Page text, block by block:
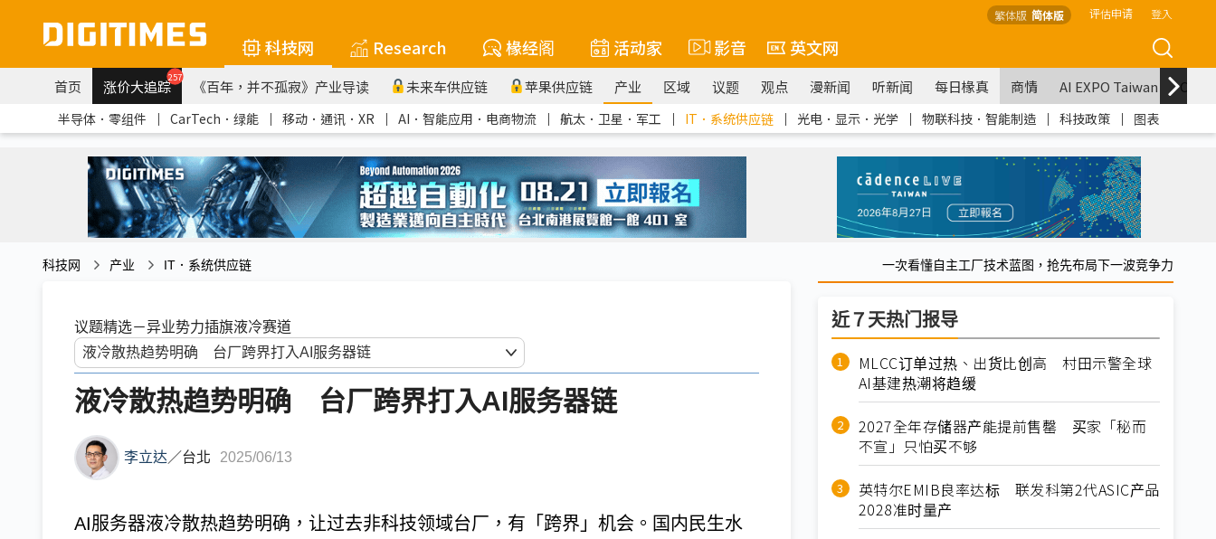
繁体版 简体版 评估申请 登入
科技网 Research 椽经阁 活动家 影音 英文网
首页 涨价大追踪257 《百年，并不孤寂》产业导读 未来车供应链 苹果供应链 产业 区域 议题 观点 漫新闻 听新闻 每日椽真 商情 AI EXPO Taiwan
半导体．零组件 ｜ CarTech．绿能 ｜ 移动．通讯．XR ｜ AI．智能应用．电商物流 ｜ 航太．卫星．军工 ｜ IT．系统供应链 ｜ 光电．显示．光学 ｜ 物联科技．智能制造 ｜ 科技政策 ｜ 图表
科技网 产业 IT．系统供应链 一次看懂自主工厂技术蓝图，抢先布局下一波竞争力
议题精选－异业势力插旗液冷赛道
液冷散热趋势明确 台厂跨界打入AI服务器链
李立达／台北 2025/06/13
AI服务器液冷散热趋势明确，让过去非科技领域台厂，有「跨界」机会。国内民生水
近７天热门报导
MLCC订单过热、出货比创高 村田示警全球
AI基建热潮将趋缓
2027全年存储器产能提前售罄 买家「秘而
不宣」只怕买不够
英特尔EMIB良率达标 联发科第2代ASIC产品
2028准时量产